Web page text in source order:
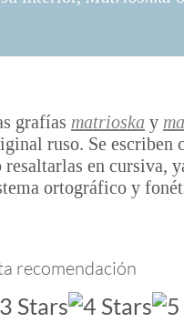
grafías matrioska y
ruso. Se escriben
en cursiva,
ortográfico y
recomendación